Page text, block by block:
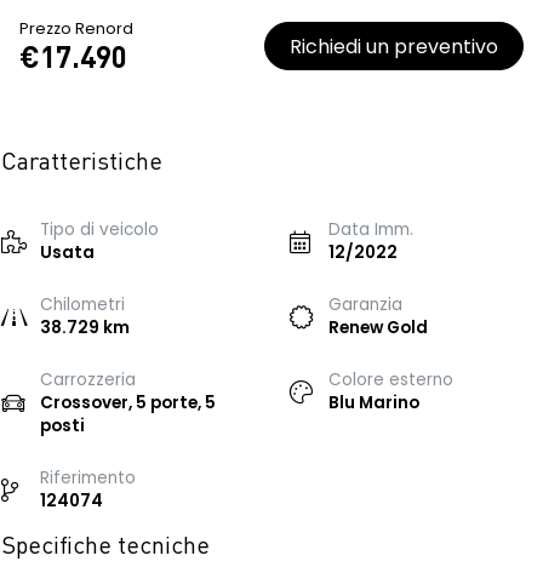
Prezzo Renord
€17.490 Richiedi un preventivo
Caratteristiche
Tipo di veicolo
Usata
Data Imm.
12/2022
Chilometri
38.729 km
Garanzia
Renew Gold
Carrozzeria
Crossover, 5 porte, 5
posti
Colore esterno
Blu Marino
Riferimento
124074
Specifiche tecniche